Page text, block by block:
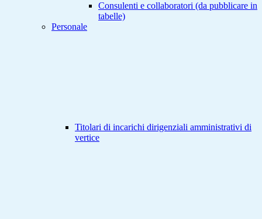
Consulenti e collaboratori (da pubblicare in
tabelle)
Personale
Titolari di incarichi dirigenziali amministrativi di
vertice